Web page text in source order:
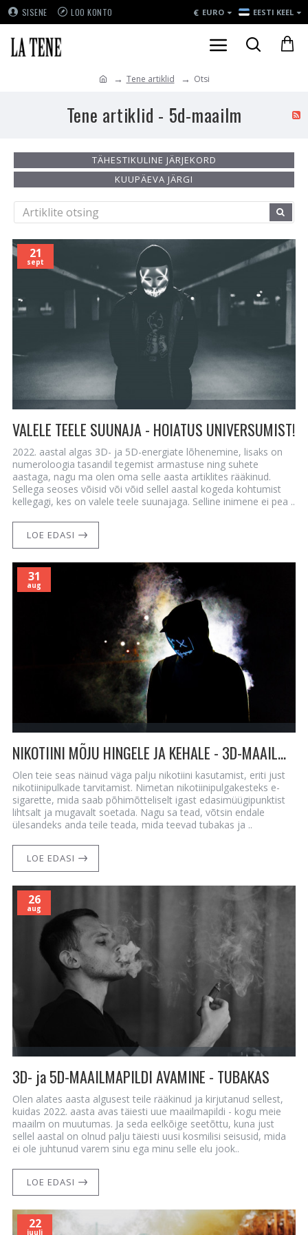
SISENE LOO KONTO € EURO EESTI KEEL
Tene artiklid Otsi
Tene artiklid - 5d-maailm
TÄHESTIKULINE JÄRJEKORD
KUUPÄEVA JÄRGI
21
sept
VALELE TEELE SUUNAJA - HOIATUS UNIVERSUMIST!
2022. aastal algas 3D- ja 5D-energiate lõhenemine, lisaks on
numeroloogia tasandil tegemist armastuse ning suhete
aastaga, nagu ma olen oma selle aasta artiklites rääkinud.
Sellega seoses võisid või võid sellel aastal kogeda kohtumist
kellegagi, kes on valele teele suunajaga. Selline inimene ei pea ..
LOE EDASI
31
aug
NIKOTIINI MÕJU HINGELE JA KEHALE - 3D-MAAILMAPILT
Olen teie seas näinud väga palju nikotiini kasutamist, eriti just
nikotiinipulkade tarvitamist. Nimetan nikotiinipulgakesteks e-
sigarette, mida saab põhimõtteliselt igast edasimüügipunktist
lihtsalt ja mugavalt soetada. Nagu sa tead, võtsin endale
ülesandeks anda teile teada, mida teevad tubakas ja ..
LOE EDASI
26
aug
3D- ja 5D-MAAILMAPILDI AVAMINE - TUBAKAS
Olen alates aasta algusest teile rääkinud ja kirjutanud sellest,
kuidas 2022. aasta avas täiesti uue maailmapildi - kogu meie
maailm on muutumas. Ja seda eelkõige seetõttu, kuna just
sellel aastal on olnud palju täiesti uusi kosmilisi seisusid, mida
ei ole juhtunud varem sinu ega minu selle elu jook..
LOE EDASI
22
juuli